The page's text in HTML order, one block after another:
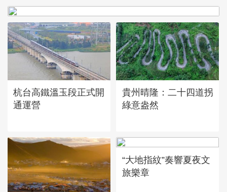
杭台高鐵溫玉段正式開
通運營
貴州晴隆：二十四道拐
綠意盎然
“大地指紋”奏響夏夜文
旅樂章